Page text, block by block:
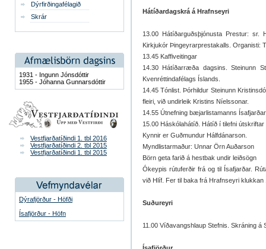
Dýrfirðingafélagið
Skrár
1931 - Ingunn Jónsdóttir
1955 - Jóhanna Gunnarsdóttir
Vestfjarðatíðindi 1. tbl 2016
Vestfjarðatíðindi 2. tbl 2015
Vestfjarðatíðindi 1. tbl 2015
Dýrafjörður - Höfði
Ísafjörður - Höfn
Hátíðardagskrá á Hrafnseyri
13.00 Hátíðarguðsþjónusta Prestur: sr.
Kirkjukór Þingeyrarprestakalls. Organisti:
13.45 Kaffiveitingar
14.30 Hátíðarræða dagsins. Steinunn
Kvenréttindafélags Íslands.
14.45 Tónlist. Þórhildur Steinunn
fleiri, við undirleik Kristins Níelssonar.
14.55 Útnefning bæjarlistamanns
15.00 Háskólahátíð. Hátíð í tilefni
Kynnir er Guðmundur Hálfdánarson.
Myndlistarmaður: Unnar Örn Auðarson
Börn geta farið á hestbak undir leiðsögn
Ókeypis rútuferðir frá og til Ísafjarðar.
við Hlíf. Fer til baka frá Hrafnseyri klukkan
Suðureyri
11.00 Víðavangshlaup Stefnis. Skráning